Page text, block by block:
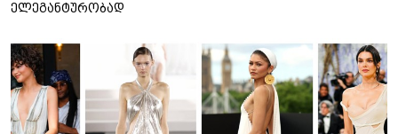
ელეგანტურობად